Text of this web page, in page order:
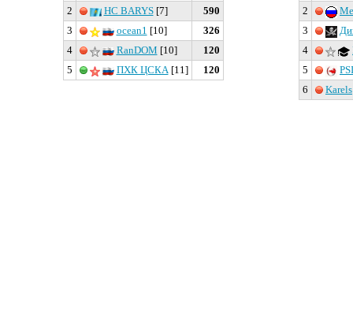
2 HC BARYS[7]
590
3
ocean1 [10]
326
4
RanDOM [10]
120
5
ПХК ЦСКА[11] 120
2
3
4
5
6
Karels